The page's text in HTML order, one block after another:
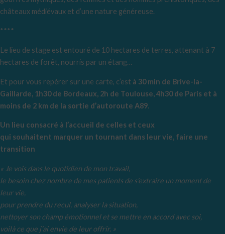
châteaux médiévaux et d’une nature généreuse.
****
Le lieu de stage est entouré de 10 hectares de terres, attenant à 7
hectares de forêt, nourris par un étang…
Et pour vous repérer sur une carte, c’est à 30 min de Brive-la-
Gaillarde, 1h30 de Bordeaux, 2h de Toulouse, 4h30 de Paris et à
moins de 2 km de la sortie d’autoroute A89.
Un lieu consacré à l’accueil de celles et ceux
qui souhaitent marquer un tournant dans leur vie, faire une
transition
« Je vois dans le quotidien de mon travail,
le besoin chez nombre de mes patients de s’extraire un moment de
leur vie,
pour prendre du recul, analyser la situation,
nettoyer son champ émotionnel et se mettre en accord avec soi,
voilà ce que j’ai envie de leur offrir. »